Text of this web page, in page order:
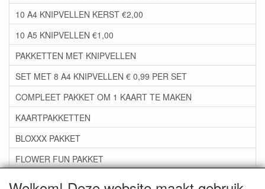
10 A4 KNIPVELLEN KERST €2,00
10 A5 KNIPVELLEN €1,00
PAKKETTEN MET KNIPVELLEN
SET MET 8 A4 KNIPVELLEN € 0,99 PER SET
COMPLEET PAKKET OM 1 KAART TE MAKEN
KAARTPAKKETTEN
BLOXXX PAKKET
FLOWER FUN PAKKET
***GROEP 06*** TAPE/LIJM SNIJMALLEN STEMPELS